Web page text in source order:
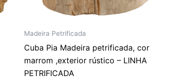
Madeira Petrificada
Cuba Pia Madeira petrificada, cor
marrom ,exterior rústico – LINHA
PETRIFICADA